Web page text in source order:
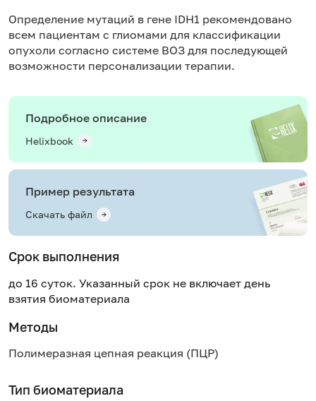
Определение мутаций в гене IDH1 рекомендовано
всем пациентам с глиомами для классификации
опухоли согласно системе ВОЗ для последующей
возможности персонализации терапии.
Подробное описание
Helixbook
Пример результата
Скачать файл
Срок выполнения
до 16 суток. Указанный срок не включает день
взятия биоматериала
Методы
Полимеразная цепная реакция (ПЦР)
Тип биоматериала